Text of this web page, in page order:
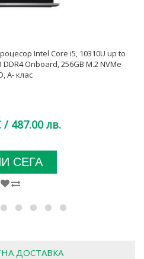
Intel Core i5, 10310U up to
DDR4 Onboard, 256GB M.2 NVMe
A- клас
/ 487.00 лв.
СЕГА
ДОСТАВКА